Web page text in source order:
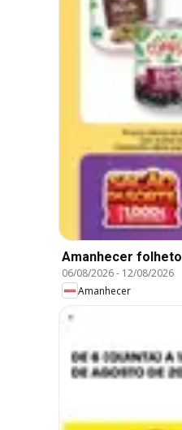
Amanhecer folheto
06/08/2026- 12/08/2026
Amanhecer